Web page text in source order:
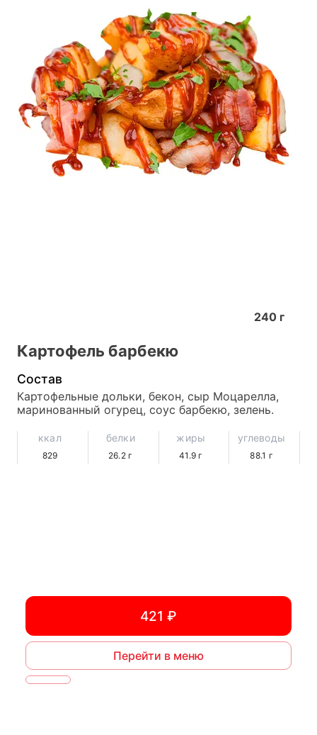
240 г
Картофель барбекю
Состав
Картофельные дольки, бекон, сыр Моцарелла,
маринованный огурец, соус барбекю, зелень.
ккал
829
белки
26.2г
жиры
41.9 г
углеводы
88.1 г
421 ₽
Перейти в меню